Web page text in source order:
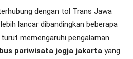
dengan tol Trans Jawa
lancar dibandingkan beberapa
memengaruhi pengalaman
bus pariwisata jogja jakarta yang